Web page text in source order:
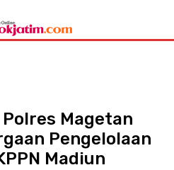
Magetan
Pengelolaan
Madiun